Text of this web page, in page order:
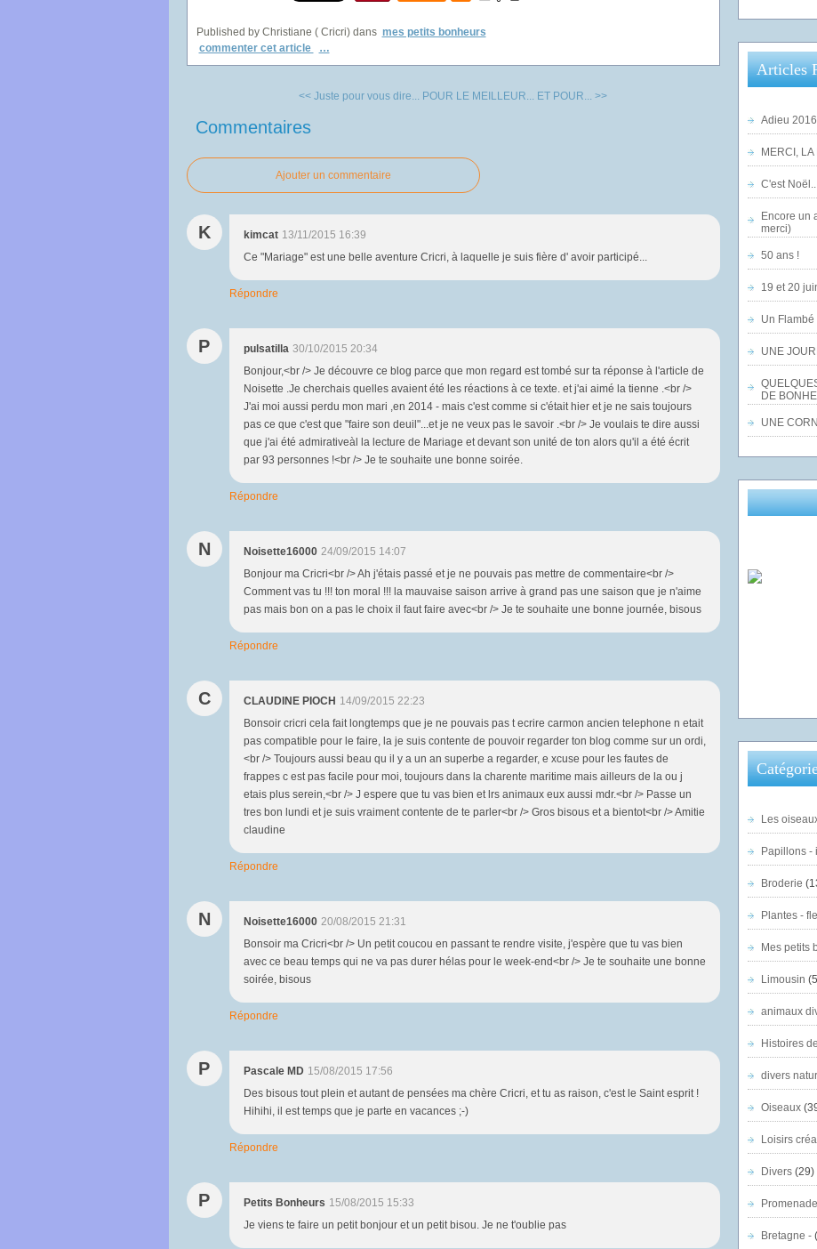
o
t
i
e
é
a
e
e
s
e
t
e
d
n
Published by Christiane ( Cricri) dans mes petits bonheurs
commenter cet article
…
<< Juste pour vous dire... POUR LE MEILLEUR... ET POUR... >>
Commentaires
Ajouter un commentaire
K kimcat 13/11/2015 16:39
Ce "Mariage" est une belle aventure Cricri, à laquelle je suis fière d' avoir participé...
Répondre
P pulsatilla 30/10/2015 20:34
Bonjour,<br /> Je découvre ce blog parce que mon regard est tombé sur ta réponse à l'article de
Noisette .Je cherchais quelles avaient été les réactions à ce texte. et j'ai aimé la tienne .<br />
J'ai moi aussi perdu mon mari ,en 2014 - mais c'est comme si c'était hier et je ne sais toujours
pas ce que c'est que "faire son deuil"...et je ne veux pas le savoir .<br /> Je voulais te dire aussi
que j'ai été admirativeàl la lecture de Mariage et devant son unité de ton alors qu'il a été écrit
par 93 personnes !<br /> Je te souhaite une bonne soirée.
Répondre
N Noisette16000 24/09/2015 14:07
Bonjour ma Cricri<br /> Ah j'étais passé et je ne pouvais pas mettre de commentaire<br />
Comment vas tu !!! ton moral !!! la mauvaise saison arrive à grand pas une saison que je n'aime
pas mais bon on a pas le choix il faut faire avec<br /> Je te souhaite une bonne journée, bisous
Répondre
C CLAUDINE PIOCH 14/09/2015 22:23
Bonsoir cricri cela fait longtemps que je ne pouvais pas t ecrire carmon ancien telephone n etait
pas compatible pour le faire, la je suis contente de pouvoir regarder ton blog comme sur un ordi,
<br /> Toujours aussi beau qu il y a un an superbe a regarder, e xcuse pour les fautes de
frappes c est pas facile pour moi, toujours dans la charente maritime mais ailleurs de la ou j
etais plus serein,<br /> J espere que tu vas bien et lrs animaux eux aussi mdr.<br /> Passe un
tres bon lundi et je suis vraiment contente de te parler<br /> Gros bisous et a bientot<br /> Amitie
claudine
Répondre
N Noisette16000 20/08/2015 21:31
Bonsoir ma Cricri<br /> Un petit coucou en passant te rendre visite, j'espère que tu vas bien
avec ce beau temps qui ne va pas durer hélas pour le week-end<br /> Je te souhaite une bonne
soirée, bisous
Répondre
P Pascale MD 15/08/2015 17:56
Des bisous tout plein et autant de pensées ma chère Cricri, et tu as raison, c'est le Saint esprit !
Hihihi, il est temps que je parte en vacances ;-)
Répondre
P Petits Bonheurs 15/08/2015 15:33
Je viens te faire un petit bonjour et un petit bisou. Je ne t'oublie pas
Articles
Adieu
MERCI,
C'est
Encore un
merci)
50 ans !
19 et 20
Un
UNE
DE
UNE
Les
Papillons -
Broderie
Plantes -
Mes petits
Limousin
animaux
Histoires
divers
Oiseaux
Loisirs
Divers(29)
Bretagne -